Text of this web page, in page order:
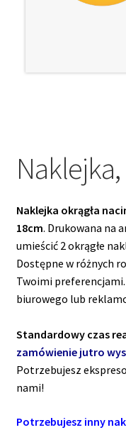
Naklejka,
Naklejka okrągła
18cm. Drukowana na
umieścić 2 okrągłe
Dostępne w różnych
Twoimi
biurowego lub
Standardowy czas
zamówienie jutro
Potrzebujesz
nami!
Potrzebujesz inny